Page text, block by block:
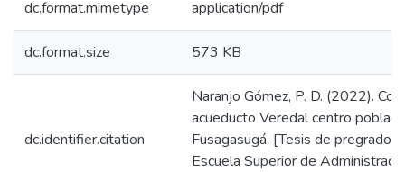
dc.format.mimetype application/pdf
dc.format.size 573 KB
dc.identifier.citation
Naranjo Gómez, P. D. (2022).
acueducto Veredal centro
Fusagasugá. [Tesis de pregrado].
Escuela Superior de